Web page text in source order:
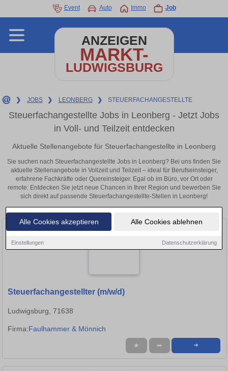
Alle Cookies akzeptieren Alle Cookies ablehnen
Einstellungen Datenschutzerklärung
Event Auto Immo Job
ANZEIGEN
MARKT-
LUDWIGSBURG
❯ JOBS ❯ LEONBERG ❯ STEUERFACHANGESTELLTE
Steuerfachangestellte Jobs in Leonberg - Jetzt Jobs
in Voll- und Teilzeit entdecken
Aktuelle Stellenangebote für Steuerfachangestellte in Leonberg
Sie suchen nach Steuerfachangestellte Jobs in Leonberg? Bei uns finden Sie
aktuelle Stellenangebote in Vollzeit und Teilzeit – ideal für Berufseinsteiger,
erfahrene Fachkräfte oder Quereinsteiger. Egal ob im Büro, vor Ort oder
remote: Entdecken Sie jetzt neue Chancen in Ihrer Region und bewerben Sie
sich direkt auf passende Steuerfachangestellte-Stellen in Leonberg!
Steuerfachangestellter (m/w/d)
Ludwigsburg, 71638
Firma:Faulhammer & Mönnich
★ ➦ ➜